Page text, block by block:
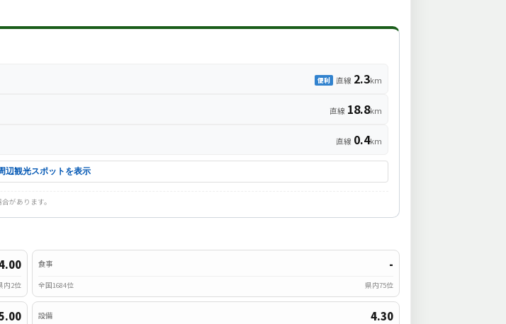
便利 直線 2.3km
直線 18.8km
直線 0.4km
辺観光スポットを表示
があります。
内2位
食事 -
全国1684位 県内75位
設備 4.30